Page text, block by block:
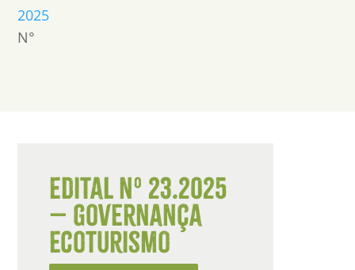
2025
N°
Edital nº 23.2025
– Governança
Ecoturismo